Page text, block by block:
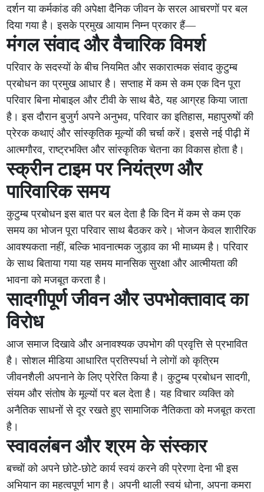
दर्शन या कर्मकांड की अपेक्षा दैनिक जीवन के सरल आचरणों पर बल
दिया गया है। इसके प्रमुख आयाम निम्न प्रकार हैं—
मंगल संवाद और वैचारिक विमर्श
परिवार के सदस्यों के बीच नियमित और सकारात्मक संवाद कुटुम्ब
प्रबोधन का प्रमुख आधार है। सप्ताह में कम से कम एक दिन पूरा
परिवार बिना मोबाइल और टीवी के साथ बैठे, यह आग्रह किया जाता
है। इस दौरान बुजुर्ग अपने अनुभव, परिवार का इतिहास, महापुरुषों की
प्रेरक कथाएं और सांस्कृतिक मूल्यों की चर्चा करें। इससे नई पीढ़ी में
आत्मगौरव, राष्ट्रभक्ति और सांस्कृतिक चेतना का विकास होता है।
स्क्रीन टाइम पर नियंत्रण और
पारिवारिक समय
कुटुम्ब प्रबोधन इस बात पर बल देता है कि दिन में कम से कम एक
समय का भोजन पूरा परिवार साथ बैठकर करे। भोजन केवल शारीरिक
आवश्यकता नहीं, बल्कि भावनात्मक जुड़ाव का भी माध्यम है। परिवार
के साथ बिताया गया यह समय मानसिक सुरक्षा और आत्मीयता की
भावना को मजबूत करता है।
सादगीपूर्ण जीवन और उपभोक्तावाद का
विरोध
आज समाज दिखावे और अनावश्यक उपभोग की प्रवृत्ति से प्रभावित
है। सोशल मीडिया आधारित प्रतिस्पर्धा ने लोगों को कृत्रिम
जीवनशैली अपनाने के लिए प्रेरित किया है। कुटुम्ब प्रबोधन सादगी,
संयम और संतोष के मूल्यों पर बल देता है। यह विचार व्यक्ति को
अनैतिक साधनों से दूर रखते हुए सामाजिक नैतिकता को मजबूत करता
है।
स्वावलंबन और श्रम के संस्कार
बच्चों को अपने छोटे-छोटे कार्य स्वयं करने की प्रेरणा देना भी इस
अभियान का महत्वपूर्ण भाग है। अपनी थाली स्वयं धोना, अपना कमरा